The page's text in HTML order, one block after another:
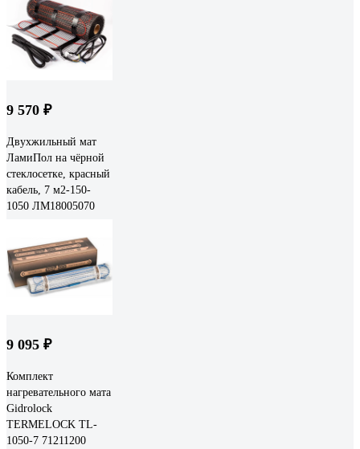
9 570 ₽
Двухжильный мат
ЛамиПол на чёрной
стеклосетке, красный
кабель, 7 м2-150-
1050 ЛМ18005070
9 095 ₽
Комплект
нагревательного мата
Gidrolock
TERMELOCK TL-
1050-7 71211200